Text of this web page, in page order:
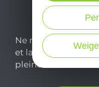
Ne manquez pas
et laissez-vous
pleinement de